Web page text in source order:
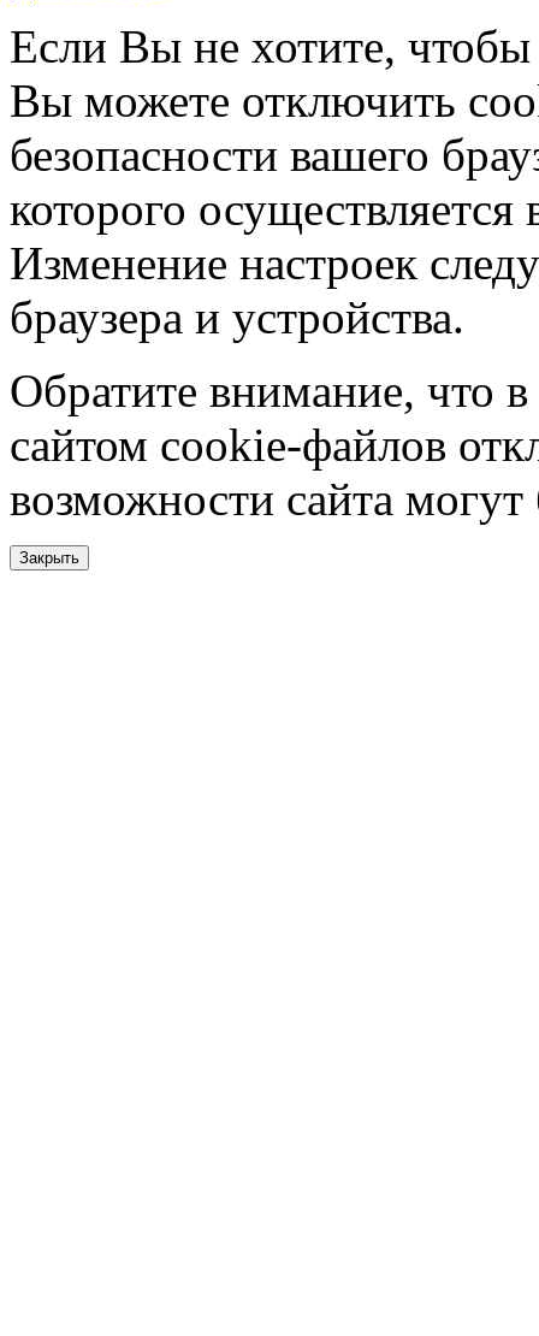
Если Вы не хотите,
Вы можете отключить
безопасности вашего
которого
Изменение настроек
браузера и устройства.
Обратите внимание, что в
сайтом cookie-файлов
возможности сайта
Закрыть